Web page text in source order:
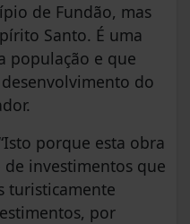
de Fundão, mas
Santo. É uma
população e que
do
porque esta obra
investimentos que
turisticamente
por